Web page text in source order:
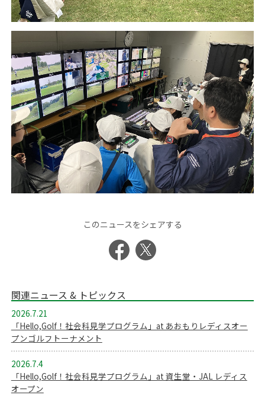
このニュースをシェアする
関連ニュース & トピックス
2026.7.21
「Hello,Golf！社会科見学プログラム」at あおもりレディスオー
プンゴルフトーナメント
2026.7.4
「Hello,Golf！社会科見学プログラム」at 資生堂・JAL レディス
オープン